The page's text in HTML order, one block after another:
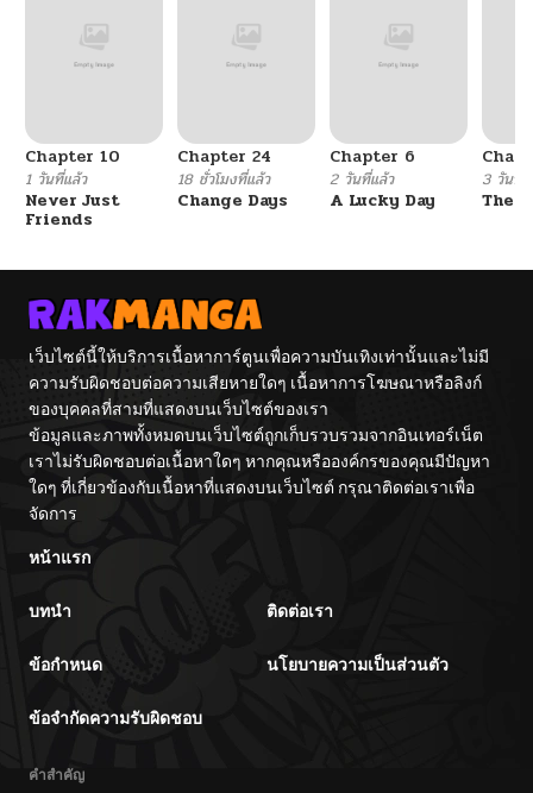
Chapter 10
1 วันที่แล้ว
Never Just
Friends
Chapter 24
18 ชั่วโมงที่แล้ว
Change Days
Chapter 6
2 วันที่แล้ว
A Lucky Day
3 วันที่
The
เว็บไซต์นี้ให้บริการเนื้อหาการ์ตูนเพื่อความบันเทิงเท่านั้นและไม่มี
ความรับผิดชอบต่อความเสียหายใดๆ เนื้อหาการโฆษณาหรือลิงก์
ของบุคคลที่สามที่แสดงบนเว็บไซต์ของเรา
ข้อมูลและภาพทั้งหมดบนเว็บไซต์ถูกเก็บรวบรวมจากอินเทอร์เน็ต
เราไม่รับผิดชอบต่อเนื้อหาใดๆ หากคุณหรือองค์กรของคุณมีปัญหา
ใดๆ ที่เกี่ยวข้องกับเนื้อหาที่แสดงบนเว็บไซต์ กรุณาติดต่อเราเพื่อ
จัดการ
หน้าแรก
บทนำ ติดต่อเรา
ข้อกำหนด นโยบายความเป็นส่วนตัว
ข้อจำกัดความรับผิดชอบ
คำสำคัญ